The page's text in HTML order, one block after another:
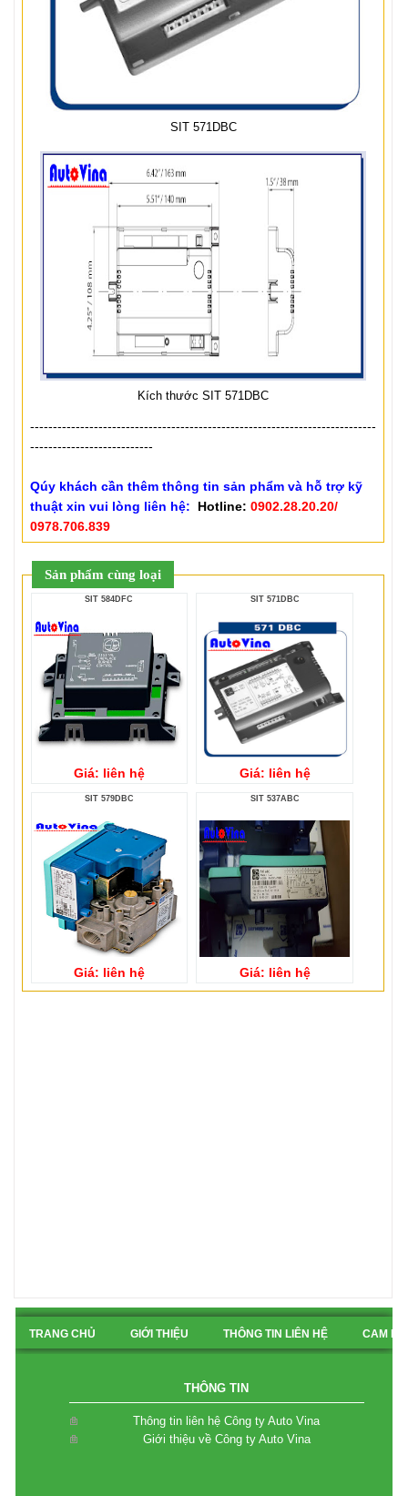
SIT 571DBC
Kích thước SIT 571DBC
----------------------------------------------------------------------------
---------------------------
Qúy khách cần thêm thông tin sản phẩm và hỗ trợ kỹ
thuật xin vui lòng liên hệ:
Hotline: 0902.28.20.20/
0978.706.839
Sản phẩm cùng loại
SIT 584DFC
Giá: liên hệ
SIT 571DBC
Giá: liên hệ
SIT 579DBC
Giá: liên hệ
SIT 537ABC
Giá: liên hệ
TRANG CHỦ GIỚI THIỆU THÔNG TIN LIÊN HỆ CAM
THÔNG TIN
Thông tin liên hệ Công ty Auto Vina
Giới thiệu về Công ty Auto Vina